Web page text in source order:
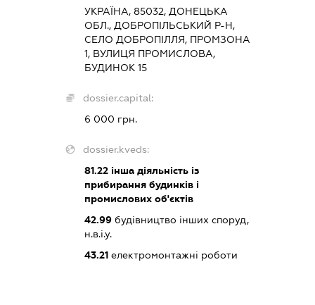
УКРАЇНА, 85032, ДОНЕЦЬКА
ОБЛ., ДОБРОПІЛЬСЬКИЙ Р-Н,
СЕЛО ДОБРОПІЛЛЯ, ПРОМЗОНА
1, ВУЛИЦЯ ПРОМИСЛОВА,
БУДИНОК 15
dossier.capital:
6 000 грн.
dossier.kveds:
81.22інша діяльність із
прибирання будинків і
промислових об'єктів
42.99будівництво інших споруд,
н.в.і.у.
43.21електромонтажні роботи